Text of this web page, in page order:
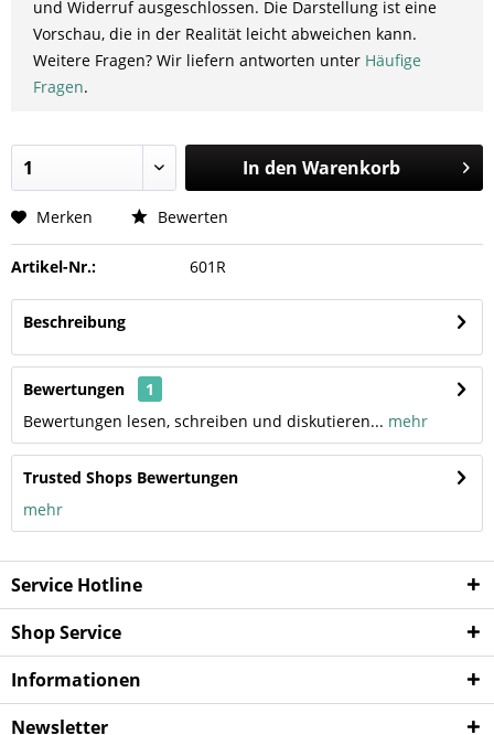
und Widerruf ausgeschlossen. Die Darstellung ist eine
Vorschau, die in der Realität leicht abweichen kann.
Weitere Fragen? Wir liefern antworten unter Häufige
Fragen.
In den Warenkorb
Merken Bewerten
Artikel-Nr.: 601R
Beschreibung
Bewertungen
1
Bewertungen lesen, schreiben und diskutieren... mehr
Trusted Shops Bewertungen
mehr
Service Hotline
Shop Service
Informationen
Newsletter